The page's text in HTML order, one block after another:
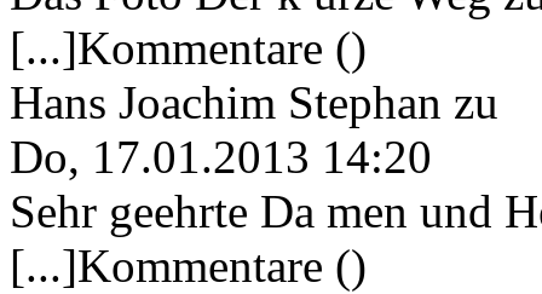
[...]Kommentare ()
Hans Joachim Stephan zu
Do, 17.01.2013 14:20
Sehr geehrte Da men und
[...]Kommentare ()